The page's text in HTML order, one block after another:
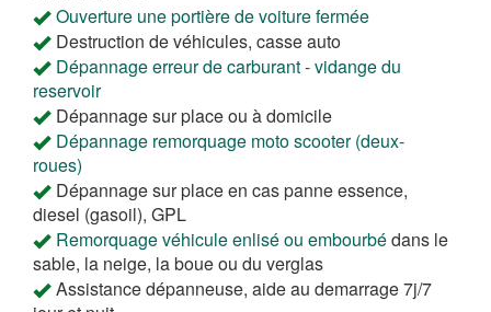
Ouverture une portière de voiture fermée
Destruction de véhicules, casse auto
Dépannage erreur de carburant - vidange du
reservoir
Dépannage sur place ou à domicile
Dépannage remorquage moto scooter (deux-
roues)
Dépannage sur place en cas panne essence,
diesel (gasoil), GPL
Remorquage véhicule enlisé ou embourbédans le
sable, la neige, la boue ou du verglas
Assistance dépanneuse, aide au demarrage 7j/7